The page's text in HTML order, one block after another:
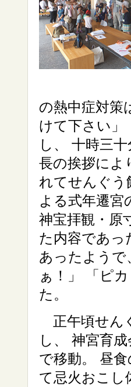
の熱中症対策
けて下さい」
し、 十時三
長の挨拶によ
れてせんぐう
よる式年遷宮
神宝拝観・原
た内容であっ
あったようで
ぁ！」 「ピ
た。
正午頃せん
し、 神宮育
で移動。 昼
て忌火おこし